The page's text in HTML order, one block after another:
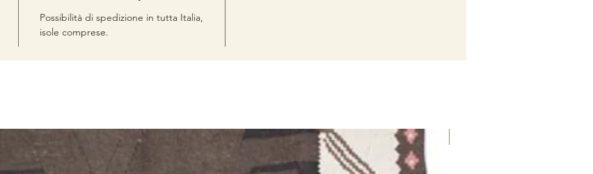
Possibilità di spedizione in tutta Italia,
isole comprese.